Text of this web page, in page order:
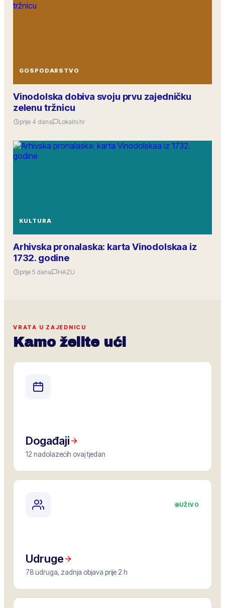
GOSPODARSTVO
Vinodolska dobiva svoju prvu zajedničku
zelenu tržnicu
prije 4 dana Lokalni.hr
KULTURA
Arhivska pronalaska: karta Vinodolskaa iz
1732. godine
prije 5 dana HAZU
VRATA U ZAJEDNICU
Kamo želite ući
Događaji
12 nadolazećih ovaj tjedan
UŽIVO
Udruge
78 udruga, zadnja objava prije 2 h